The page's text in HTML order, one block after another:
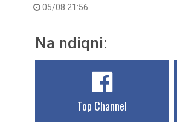
05/08 21:56
Na ndiqni:
Top Channel